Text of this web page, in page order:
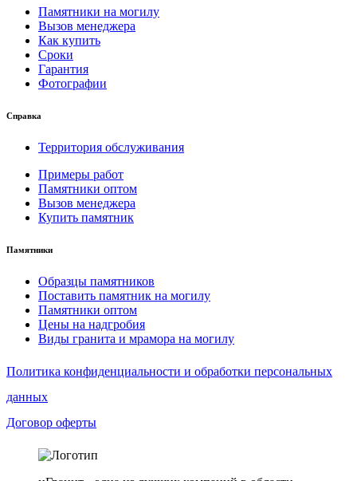
Памятники на могилу
Вызов менеджера
Как купить
Сроки
Гарантия
Фотографии
Справка
Территория обслуживания
Примеры работ
Памятники оптом
Вызов менеджера
Купить памятник
Памятники
Образцы памятников
Поставить памятник на могилу
Памятники оптом
Цены на надгробия
Виды гранита и мрамора на могилу
Политика конфиденциальности и обработки персональных
данных
Договор оферты